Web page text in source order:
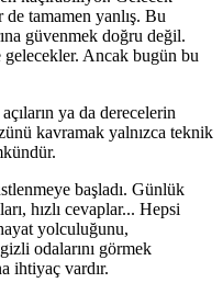
tamamen yanlış. Bu
güvenmek doğru değil.
Ancak bugün bu
ya da derecelerin
kavramak yalnızca teknik
başladı. Günlük
hızlı cevaplar... Hepsi
yolculuğunu,
odalarını görmek
ihtiyaç vardır.